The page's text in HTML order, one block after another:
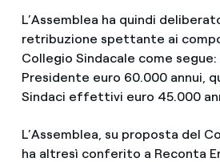
L’Assemblea ha quindi
retribuzione spettante ai
Collegio Sindacale come
Presidente euro 60.000 annui,
Sindaci effettivi euro 45.000
L’Assemblea, su proposta del
ha altresì conferito a Reconta